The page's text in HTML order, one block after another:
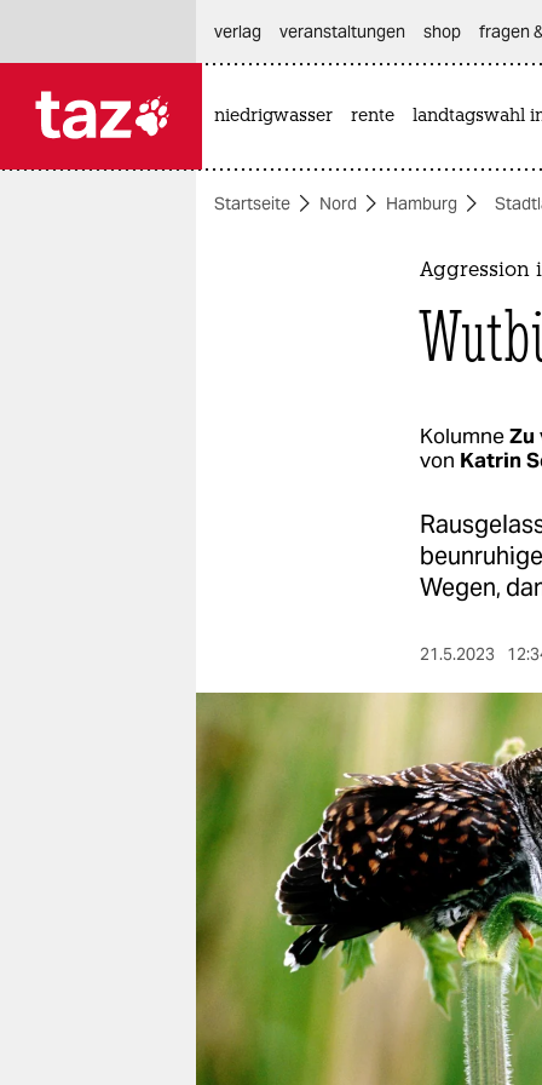
themen
veranstaltungen
shop
fragen & hilfe
unterstützen
genossenschaft
verlag
veranstaltungen shop fragen
niedrigwasser rente landtagswahl
Startseite Nord Hamburg
Aggression
KolumneZu
von Katrin
Wegen,
21.5.2023